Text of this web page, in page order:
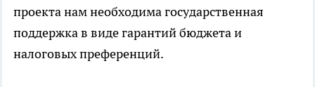
проекта нам необходима государственная
поддержка в виде гарантий бюджета и
налоговых преференций.